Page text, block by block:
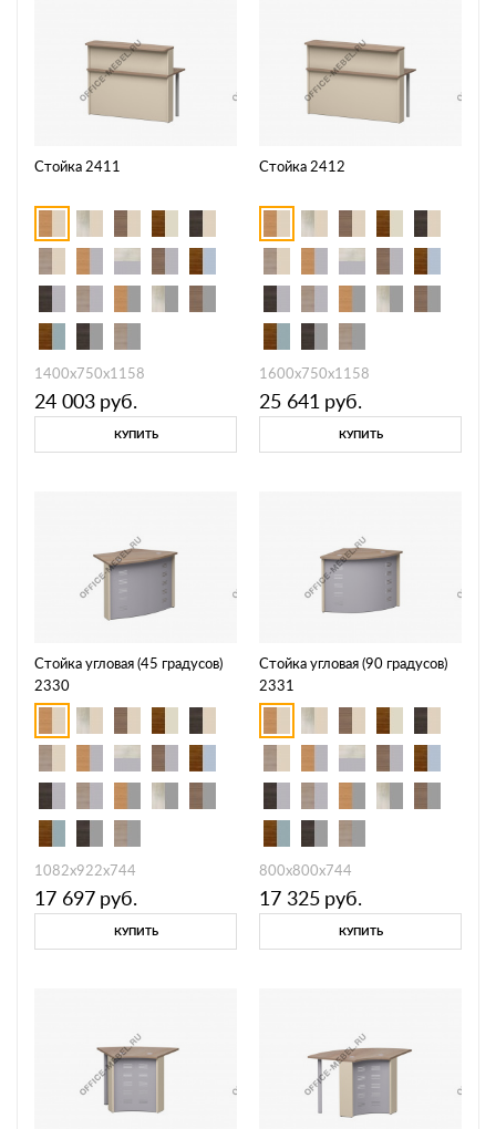
Стойка 2411
1400х750x1158
24 003 руб.
КУПИТЬ
Стойка 2412
1600х750х1158
25 641 руб.
КУПИТЬ
Стойка угловая (45 градусов)
2330
1082х922х744
17 697 руб.
КУПИТЬ
Стойка угловая (90 градусов)
2331
800х800х744
17 325 руб.
КУПИТЬ